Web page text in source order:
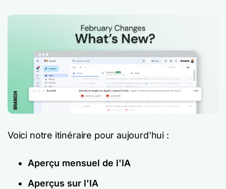
Voici notre itinéraire pour aujourd'hui :
Aperçu mensuel de l'IA
Aperçus sur l'IA